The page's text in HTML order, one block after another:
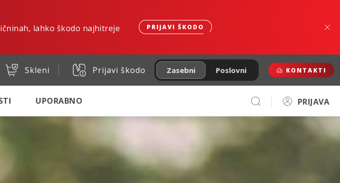
lahko škodo najhitreje
PRIJAVI ŠKODO
Skleni Prijavi škodo Zasebni Poslovni KONTAKTI
UPORABNO PRIJAVA